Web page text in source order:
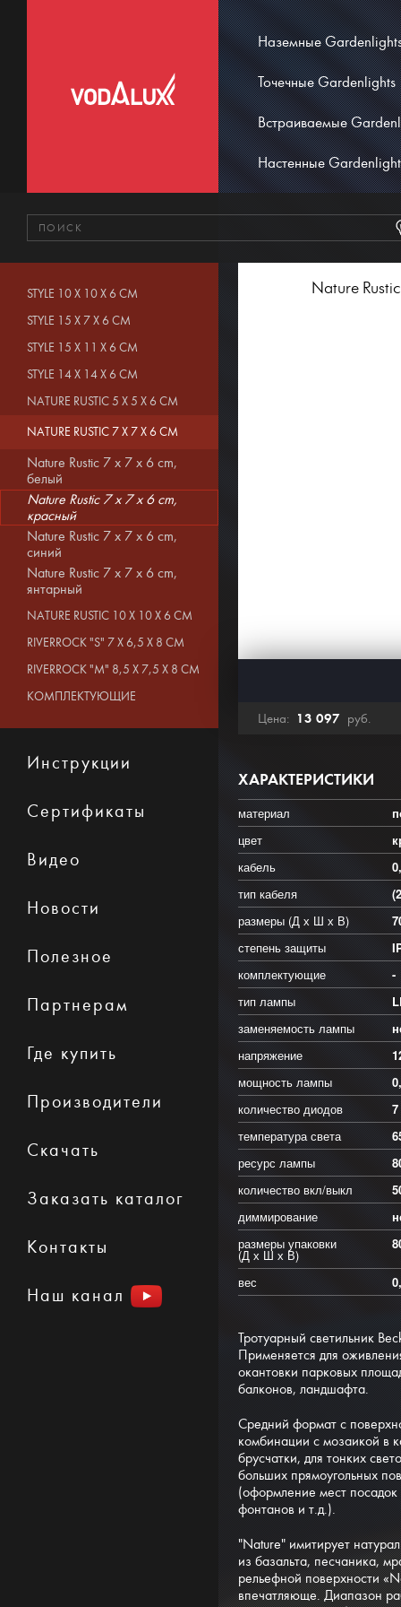
Наземные
Точечные Gardenlights
Встраиваемые
Настенные
Nature
Цена: 13 097 руб.
ХАРАКТЕРИСТИКИ
материал
цвет
кабель
тип кабеля
размеры (Д х Ш х В)
степень защиты
комплектующие
-
тип лампы
заменяемость лампы
напряжение
мощность лампы
количество диодов
7
температура света
ресурс лампы
количество вкл/выкл
диммирование
размеры упаковки
(Д х Ш х В)
вес
Тротуарный светильник
Применяется для
окантовки парковых
балконов, ландшафта.
Средний формат с
комбинации с мозаикой в
брусчатки, для тонких
больших прямоугольных
(оформление мест
фонтанов и т.д.).
"Nature" имитирует
из базальта, песчаника,
рельефной поверхности
впечатляюще. Диапазон
STYLE 10 X 10 X 6 CM
STYLE 15 X 7 X 6 CM
STYLE 15 X 11 X 6 CM
STYLE 14 X 14 X 6 CM
NATURE RUSTIC 5 X 5 X 6 CM
NATURE RUSTIC 7 X 7 X 6 CM
Nature Rustic 7 x 7 x 6 cm,
белый
Nature Rustic 7 x 7 x 6 cm,
красный
Nature Rustic 7 x 7 x 6 cm,
синий
Nature Rustic 7 x 7 x 6 cm,
янтарный
NATURE RUSTIC 10 X 10 X 6 CM
RIVERROCK "S" 7 X 6,5 X 8 CM
RIVERROCK "M" 8,5 X 7,5 X 8 CM
КОМПЛЕКТУЮЩИЕ
Инструкции
Сертификаты
Видео
Новости
Полезное
Партнерам
Где купить
Производители
Скачать
Заказать каталог
Контакты
Наш канал